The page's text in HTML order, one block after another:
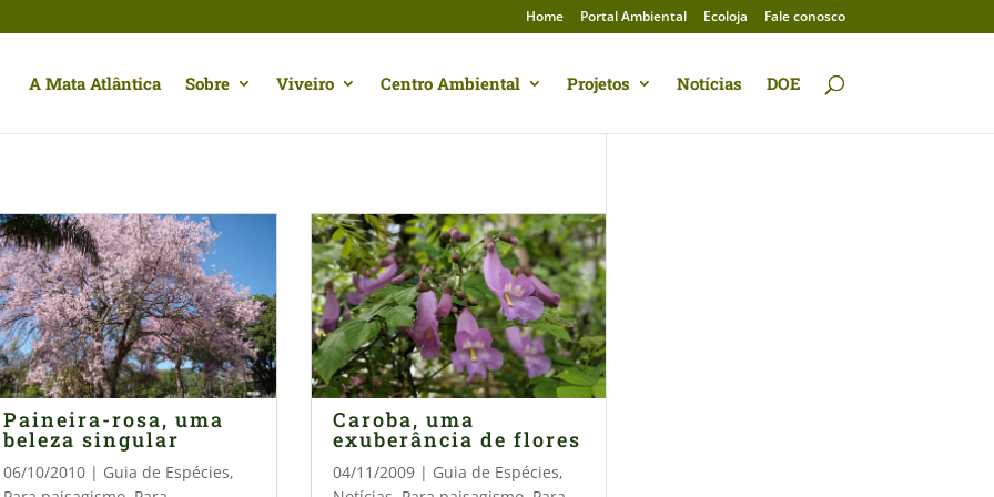
Home Portal Ambiental Ecoloja Fale conosco
A Mata Atlântica Sobre Viveiro Centro Ambiental Projetos Notícias DOE
Paineira-rosa, uma
beleza singular
06/10/2010 | Guia de Espécies,
Caroba, uma
exuberância de flores
04/11/2009| Guia de Espécies,